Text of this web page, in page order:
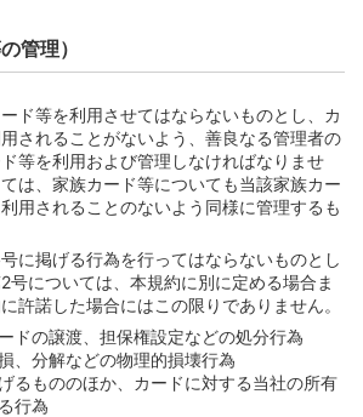
の処理）
に要する費用等の負担）
格の取消その他の条項
的勢力の排除）
分の変更等）
分の変更の場合におけるカードの取扱
等の変更）
管理）
ド等を利用させてはならないものとし、カ
されることがないよう、善良なる管理者の
等を利用および管理しなければなりませ
は、家族カード等についても当該家族カー
用されることのないよう同様に管理するも
に掲げる行為を行ってはならないものとし
号については、本規約に別に定める場合ま
許諾した場合にはこの限りでありません。
ドの譲渡、担保権設定などの処分行為
、分解などの物理的損壊行為
るもののほか、カードに対する当社の所有
行為